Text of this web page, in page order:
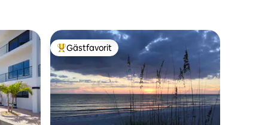
Populär gästfavorit
Gästfavorit